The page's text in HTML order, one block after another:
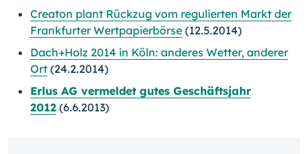
Creaton plant Rückzug vom regulierten Markt der
Frankfurter Wertpapierbörse (12.5.2014)
Dach+Holz 2014 in Köln: anderes Wetter, anderer
Ort (24.2.2014)
Erlus AG vermeldet gutes Geschäftsjahr
2012 (6.6.2013)